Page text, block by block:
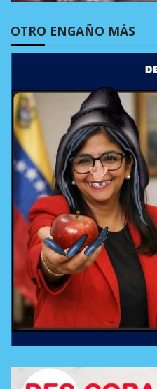
OTRO ENGAÑO MÁS